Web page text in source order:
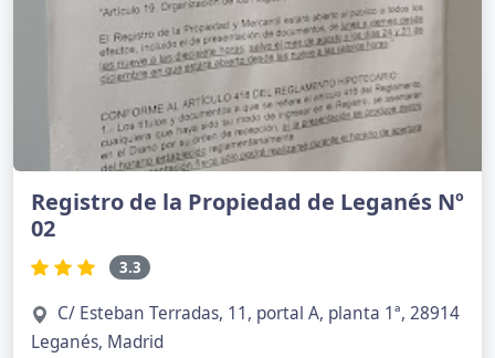
Registro de la Propiedad de Leganés Nº
02
3.3
C/ Esteban Terradas, 11, portal A, planta 1ª, 28914
Leganés, Madrid